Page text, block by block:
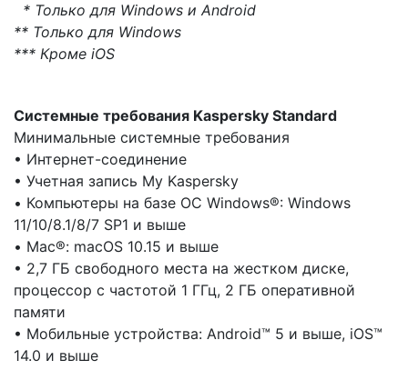
* Только для Windows и Android
** Только для Windows
*** Кроме iOS
Системные требования Kaspersky Standard
Минимальные системные требования
• Интернет-соединение
• Учетная запись My Kaspersky
• Компьютеры на базе ОС Windows®: Windows
11/10/8.1/8/7 SP1 и выше
• Mac®: macOS 10.15 и выше
• 2,7 ГБ свободного места на жестком диске,
процессор с частотой 1 ГГц, 2 ГБ оперативной
памяти
• Мобильные устройства: Android™ 5 и выше, iOS™
14.0 и выше